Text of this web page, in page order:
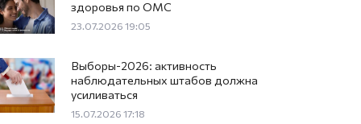
23.07.2026 19:05
здоровья по ОМС
15.07.2026 17:18
Выборы-2026: активность
наблюдательных штабов должна
усиливаться